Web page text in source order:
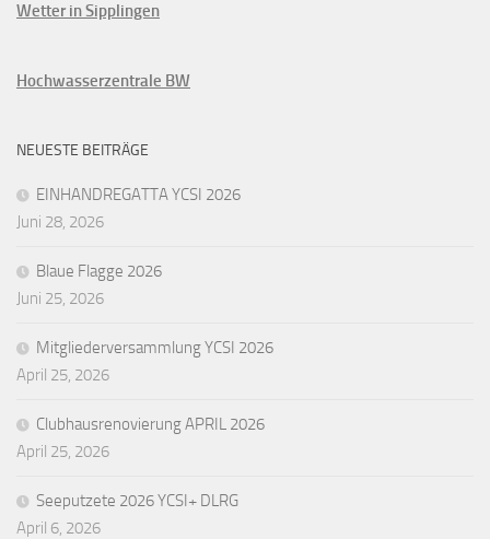
Wetter in Sipplingen
Hochwasserzentrale BW
NEUESTE BEITRÄGE
EINHANDREGATTA YCSI 2026
Juni 28, 2026
Blaue Flagge 2026
Juni 25, 2026
Mitgliederversammlung YCSI 2026
April 25, 2026
Clubhausrenovierung APRIL 2026
April 25, 2026
Seeputzete 2026 YCSI+ DLRG
April 6, 2026